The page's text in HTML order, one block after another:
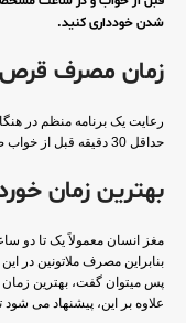
شدن خودداری کنید.
زمان مصرف قرص
رعایت یک برنامه منظم در
حداقل 30 دقیقه قبل از خواب ضروری است.
بهترین زمان
مغز انسان معمولاً یک تا دو
بنابراین مصرف ملاتونین در
علاوه بر این، پیشنهاد می شود تا 4 ساعت پس از بیداری، قرص ملاتونین